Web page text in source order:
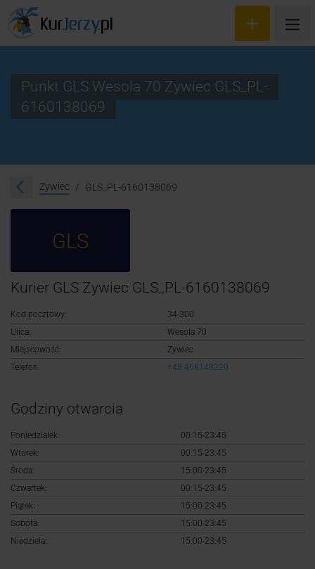
Śledzenie przesyłki
Logowanie
Rejestracja
Punkt GLS Wesola 70 Zywiec GLS_PL-
6160138069
Zywiec GLS_PL-6160138069
GLS
Kurier GLS Zywiec GLS_PL-6160138069
Kod pocztowy:
34-300
Ulica:
Wesola 70
Miejscowość:
Zywiec
Telefon:
+48 468148220
Godziny otwarcia
Poniedziałek:
00:15-23:45
Wtorek:
00:15-23:45
Środa:
15:00-23:45
Czwartek:
00:15-23:45
Piątek:
15:00-23:45
Sobota:
15:00-23:45
Niedziela:
15:00-23:45